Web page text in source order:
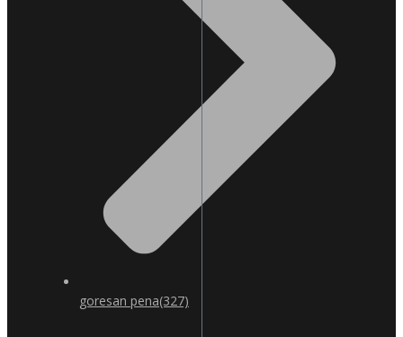
goresan pena(327)